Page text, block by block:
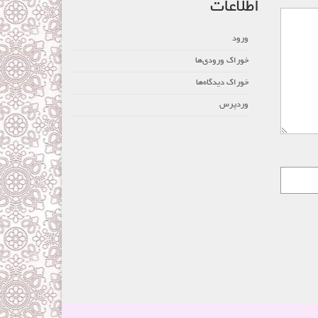
اطلاعات
ورود
خوراک ورودی‌ها
خوراک دیدگاه‌ها
وردپرس